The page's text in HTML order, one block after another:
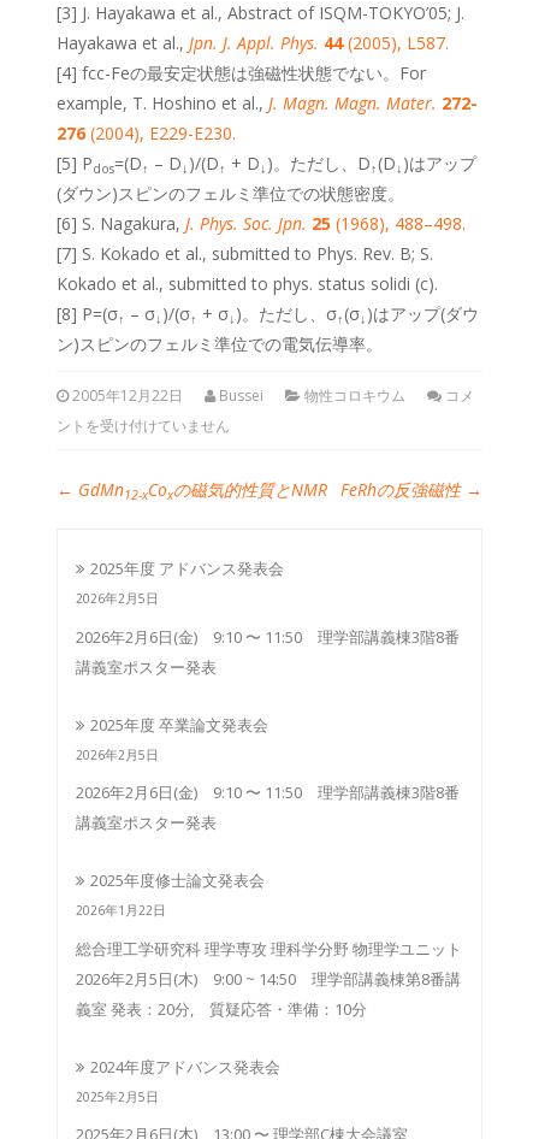
[3] J. Hayakawa et al., Abstract of ISQM-TOKYO’05; J.
Hayakawa et al.,Jpn. J. Appl. Phys. 44(2005), L587.
[4] fcc-Feの最安定状態は強磁性状態でない。For
example, T. Hoshino et al.,J. Magn. Magn. Mater. 272-
276 (2004), E229-E230.
[5] Pdos=(D↑ – D↓ )/(D↑ + D↓ )。ただし、D↑ (D↓ )はアップ
(ダウン)スピンのフェルミ準位での状態密度。
[6] S. Nagakura,J. Phys. Soc. Jpn. 25 (1968), 488–498.
[7] S. Kokado et al., submitted to Phys. Rev. B; S.
Kokado et al., submitted to phys. status solidi (c).
[8] P=(σ↑ – σ↓ )/(σ↑ + σ↓ )。ただし、σ↑ (σ↓ )はアップ(ダウ
ン)スピンのフェルミ準位での電気伝導率。
2005年12月22日 Bussei 物性コロキウム
コメ
ントを受け付けていません
← GdMn12-xCoxの磁気的性質とNMR FeRhの反強磁性 →
2025年度 アドバンス発表会
2026年2月5日
2026年2月6日(金) 9:10 〜 11:50 理学部講義棟3階8番
講義室ポスター発表
2025年度 卒業論文発表会
2026年2月5日
2026年2月6日(金) 9:10 〜 11:50 理学部講義棟3階8番
講義室ポスター発表
2025年度修士論文発表会
2026年1月22日
総合理工学研究科 理学専攻 理科学分野 物理学ユニット
2026年2月5日(木) 9:00 ~ 14:50 理学部講義棟第8番講
義室 発表：20分, 質疑応答・準備：10分
2024年度アドバンス発表会
2025年2月5日
2025年2月6日(木) 13:00 〜 理学部C棟大会議室